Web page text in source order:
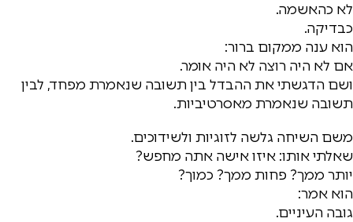
לא כהאשמה.
כבדיקה.
הוא ענה ממקום ברור:
אם לא היה רוצה לא היה אומר.
ושם הדגשתי את ההבדל בין תשובה שנאמרת מפחד, לבין
תשובה שנאמרת מאסרטיביות.
משם השיחה גלשה לזוגיות ולשידוכים.
שאלתי אותו: איזו אישה אתה מחפש?
יותר ממך? פחות ממך? כמוך?
הוא אמר:
גובה העיניים.